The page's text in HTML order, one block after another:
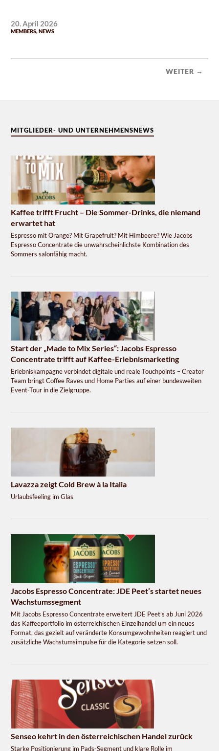
20. April 2026
MEMBERS ,NEWS
WEITER →
MITGLIEDER- UND UNTERNEHMENSNEWS
Kaffee trifft Frucht – Die Sommer-Drinks, die niemand
erwartet hat
Espresso mit Orange? Mit Grapefruit? Mit Himbeere? Wie Jacobs
Espresso Concentrate die unwahrscheinlichste Kombination des
Sommers salonfähig macht.
Start der „Made to Mix Series“: Jacobs Espresso
Concentrate trifft auf Kaffee-Erlebnismarketing
Erlebniskampagne verbindet digitale und reale Touchpoints – Creator
Team bringt Coffee Raves und Home Parties auf einer bundesweiten
Event-Tour in die Zielgruppe.
Lavazza zeigt Cold Brew à la Italia
Urlaubsfeeling im Glas
Jacobs Espresso Concentrate: JDE Peet’s startet neues
Wachstumssegment
Mit Jacobs Espresso Concentrate erweitert JDE Peet’s ab Juni 2026
das Kaffeeportfolio im österreichischen Einzelhandel um ein neues
Format, das gezielt auf veränderte Konsumgewohnheiten reagiert und
zusätzliche Wachstumsimpulse für die Kategorie setzen soll.
Senseo kehrt in den österreichischen Handel zurück
Starke Positionierung im Pads-Segment und klare Rolle im